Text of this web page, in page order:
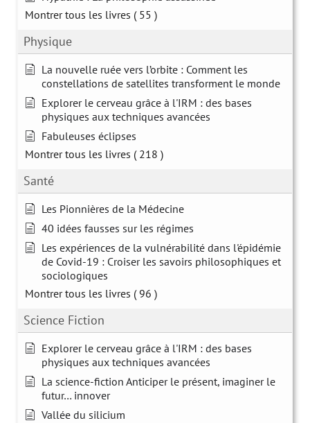
Montrer tous les livres ( 55 )
Physique
La nouvelle ruée vers l’orbite : Comment les
constellations de satellites transforment le monde
Explorer le cerveau grâce à l'IRM : des bases
physiques aux techniques avancées
Fabuleuses éclipses
Montrer tous les livres ( 218 )
Santé
Les Pionnières de la Médecine
40 idées fausses sur les régimes
Les expériences de la vulnérabilité dans l'épidémie
de Covid-19 : Croiser les savoirs philosophiques et
sociologiques
Montrer tous les livres ( 96 )
Science Fiction
Explorer le cerveau grâce à l'IRM : des bases
physiques aux techniques avancées
La science-fiction Anticiper le présent, imaginer le
futur… innover
Vallée du silicium